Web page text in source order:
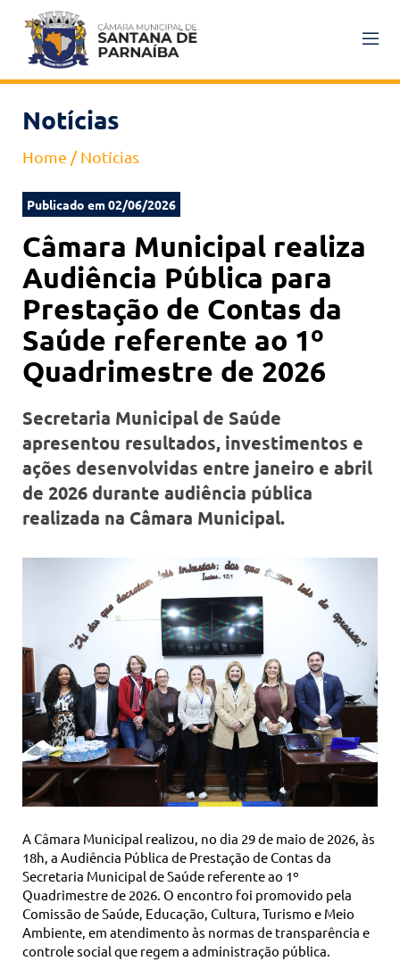
Notícias
Home /Notícias
Publicado em 02/06/2026
Câmara Municipal realiza
Audiência Pública para
Prestação de Contas da
Saúde referente ao 1º
Quadrimestre de 2026
Secretaria Municipal de Saúde
apresentou resultados, investimentos e
ações desenvolvidas entre janeiro e abril
de 2026 durante audiência pública
realizada na Câmara Municipal.
A Câmara Municipal realizou, no dia 29 de maio de 2026, às
18h, a Audiência Pública de Prestação de Contas da
Secretaria Municipal de Saúde referente ao 1º
Quadrimestre de 2026. O encontro foi promovido pela
Comissão de Saúde, Educação, Cultura, Turismo e Meio
Ambiente, em atendimento às normas de transparência e
controle social que regem a administração pública.